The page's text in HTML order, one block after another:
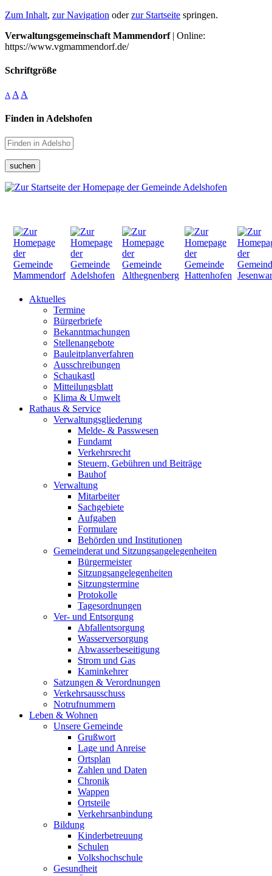
Zum Inhalt, zur Navigation oderzur Startseite springen.
Verwaltungsgemeinschaft Mammendorf| Online:
https://www.vgmammendorf.de/
Schriftgröße
A A A
Finden in Adelshofen
suchen
Aktuelles
Termine
Bürgerbriefe
Bekanntmachungen
Stellenangebote
Bauleitplanverfahren
Ausschreibungen
Schaukastl
Mitteilungsblatt
Klima & Umwelt
Rathaus & Service
Verwaltungsgliederung
Melde- & Passwesen
Fundamt
Verkehrsrecht
Steuern, Gebühren und Beiträge
Bauhof
Verwaltung
Mitarbeiter
Sachgebiete
Aufgaben
Formulare
Behörden und Institutionen
Gemeinderat und Sitzungsangelegenheiten
Bürgermeister
Sitzungsangelegenheiten
Sitzungstermine
Protokolle
Tagesordnungen
Ver- und Entsorgung
Abfallentsorgung
Wasserversorgung
Abwasserbeseitigung
Strom und Gas
Kaminkehrer
Satzungen & Verordnungen
Verkehrsausschuss
Notrufnummern
Leben & Wohnen
Unsere Gemeinde
Grußwort
Lage und Anreise
Ortsplan
Zahlen und Daten
Chronik
Wappen
Ortsteile
Verkehrsanbindung
Bildung
Kinderbetreuung
Schulen
Volkshochschule
Gesundheit